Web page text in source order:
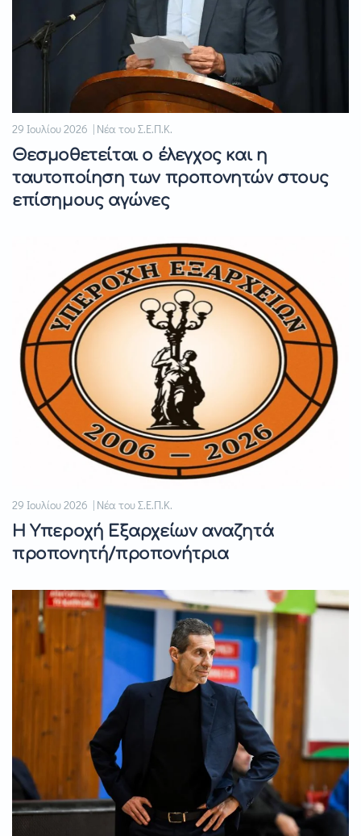
29 Ιουλίου 2026 | Νέα του Σ.Ε.Π.Κ.
Θεσμοθετείται ο έλεγχος και η
ταυτοποίηση των προπονητών στους
επίσημους αγώνες
29 Ιουλίου 2026 | Νέα του Σ.Ε.Π.Κ.
Η Υπεροχή Εξαρχείων αναζητά
προπονητή/προπονήτρια